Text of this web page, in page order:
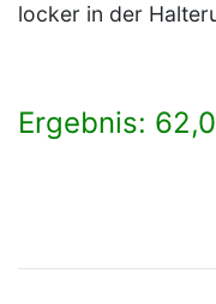
locker in der
Ergebnis: